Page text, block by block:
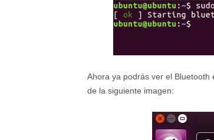
Ahora ya podrás ver el
de la siguiente imagen: